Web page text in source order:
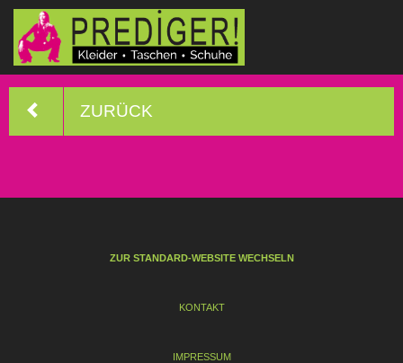
ZURÜCK
ZUR STANDARD-WEBSITE WECHSELN
KONTAKT
IMPRESSUM